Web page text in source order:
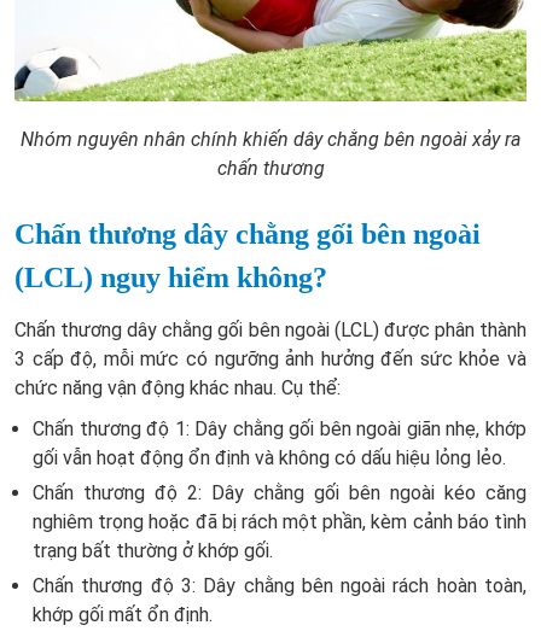
Nhóm nguyên nhân chính khiến dây chằng bên ngoài xảy ra
chấn thương
Chấn thương dây chằng gối bên ngoài
(LCL) nguy hiểm không?
Chấn thương dây chằng gối bên ngoài (LCL) được phân thành
3 cấp độ, mỗi mức có ngưỡng ảnh hưởng đến sức khỏe và
chức năng vận động khác nhau. Cụ thể:
Chấn thương độ 1: Dây chằng gối bên ngoài giãn nhẹ, khớp
gối vẫn hoạt động ổn định và không có dấu hiệu lỏng lẻo.
Chấn thương độ 2: Dây chằng gối bên ngoài kéo căng
nghiêm trọng hoặc đã bị rách một phần, kèm cảnh báo tình
trạng bất thường ở khớp gối.
Chấn thương độ 3: Dây chằng bên ngoài rách hoàn toàn,
khớp gối mất ổn định.